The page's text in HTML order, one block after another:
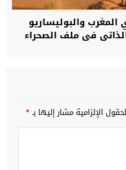
والبوليساريو
في ملف الصحراء
الإلزامية مشار إليها بـ*